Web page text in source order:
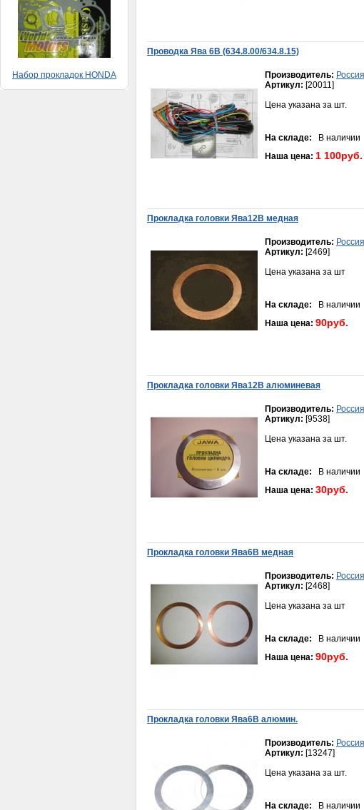
Набор прокладок HONDA
DIO 65 (большой)
150руб.
Ролики вaриaторa 16х13 5 гр. 139QMB (GY6-
Проводка Ява 6В (634.8.00/634.8.15)
Производитель: Россия
Артикул: [20011]
Цена указана за шт.
На складе: В наличии
Наша цена: 1 100руб.
Проклaдкa головки Явa12В меднaя
Производитель: Россия
Артикул: [2469]
Цена указана за шт
На складе: В наличии
Наша цена: 90руб.
Прокладка головки Ява12В алюминевая
Производитель: Россия
Артикул: [9538]
Цена указана за шт.
На складе: В наличии
Наша цена: 30руб.
Прокладка головки Ява6В медная
Производитель: Россия
Артикул: [2468]
Цена указана за шт
На складе: В наличии
Наша цена: 90руб.
Прокладка головки Ява6В алюмин.
Производитель: Россия
Артикул: [13247]
Цена указана за шт.
На складе: В наличии